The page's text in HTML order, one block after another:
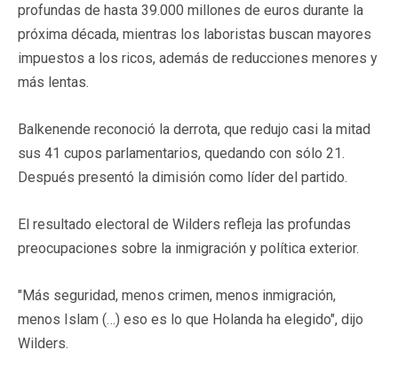
profundas de hasta 39.000 millones de euros durante la
próxima década, mientras los laboristas buscan mayores
impuestos a los ricos, además de reducciones menores y
más lentas.
Balkenende reconoció la derrota, que redujo casi la mitad
sus 41 cupos parlamentarios, quedando con sólo 21.
Después presentó la dimisión como líder del partido.
El resultado electoral de Wilders refleja las profundas
preocupaciones sobre la inmigración y política exterior.
"Más seguridad, menos crimen, menos inmigración,
menos Islam (…) eso es lo que Holanda ha elegido", dijo
Wilders.